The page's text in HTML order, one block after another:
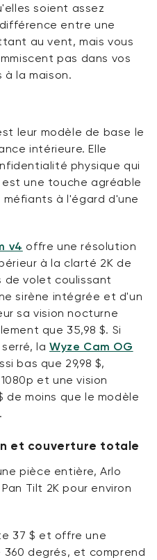
soient assez
entre une
au vent, mais vous
pas dans vos
à la maison.
leur modèle de base le
intérieure. Elle
physique qui
une touche agréable
à l'égard d'une
v4 offre une résolution
à la clarté 2K de
de volet coulissant
sirène intégrée et d'un
sa vision nocturne
que 35,98 $. Si
serré, laWyze Cam OG
bas que 29,98 $,
et une vision
de moins que le modèle
et couverture totale
pièce entière, Arlo
Tilt 2K pour environ
37 $ et offre une
degrés, et comprend